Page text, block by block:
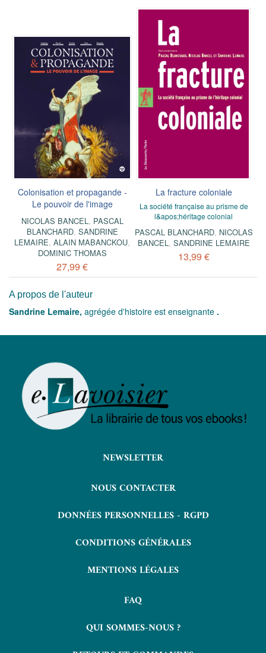
Colonisation et propagande -
Le pouvoir de l'image
NICOLAS BANCEL, PASCAL
BLANCHARD, SANDRINE
LEMAIRE,ALAIN MABANCKOU,
DOMINIC THOMAS
27,99 €
La fracture coloniale
La société française au prisme de
l&apos;héritage colonial
PASCAL BLANCHARD, NICOLAS
BANCEL, SANDRINE LEMAIRE
13,99 €
A propos de l'auteur
Sandrine Lemaire, agrégée d'histoire est enseignante .
NEWSLETTER
NOUS CONTACTER
DONNÉES PERSONNELLES - RGPD
CONDITIONS GÉNÉRALES
MENTIONS LÉGALES
FAQ
QUI SOMMES-NOUS ?